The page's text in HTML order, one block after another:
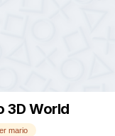
3D World
mario